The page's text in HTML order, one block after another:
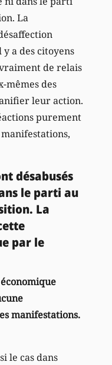
La
a des citoyens
de relais
mêmes des
leur action.
purement
désabusés
le parti au
La
par le
manifestations.
le cas dans